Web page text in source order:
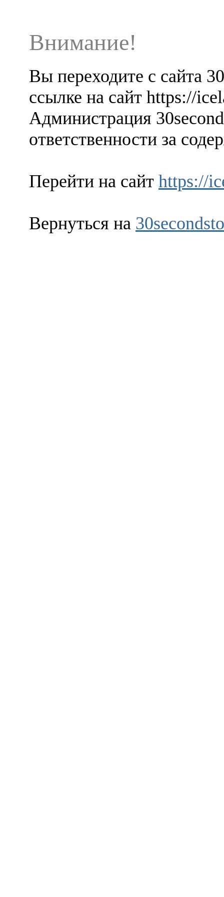
Внимание!
Вы переходите с сайта
ссылке на сайт https://
Администрация
ответственности за
Перейти на сайт https://
Вернуться на